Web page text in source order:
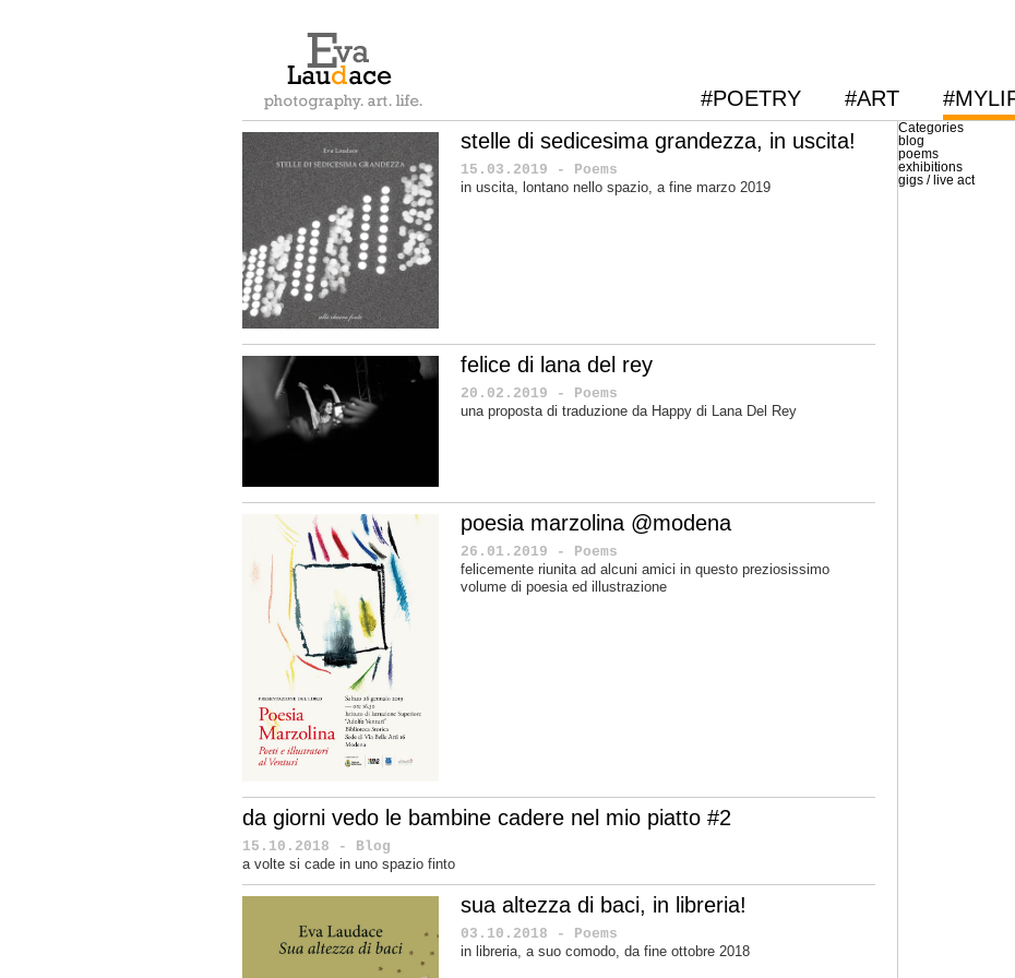
#POETRY #ART
stelle di sedicesima grandezza, in uscita!
15.03.2019 - Poems
in uscita, lontano nello spazio, a fine marzo 2019
felice di lana del rey
20.02.2019 - Poems
una proposta di traduzione da Happy di Lana Del Rey
poesia marzolina @modena
26.01.2019 - Poems
felicemente riunita ad alcuni amici in questo preziosissimo
volume di poesia ed illustrazione
da giorni vedo le bambine cadere nel mio piatto #2
15.10.2018 - Blog
a volte si cade in uno spazio finto
sua altezza di baci, in libreria!
03.10.2018 - Poems
in libreria, a suo comodo, da fine ottobre 2018
Categories
blog
poems
exhibitions
gigs / live act